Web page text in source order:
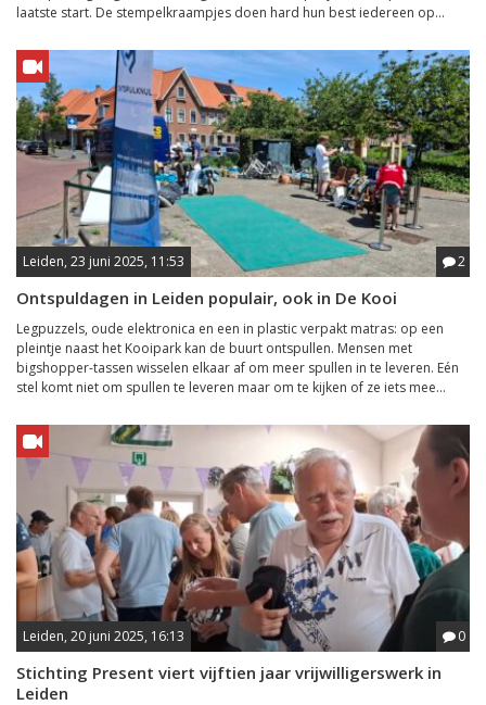
laatste start. De stempelkraampjes doen hard hun best iedereen op...
Leiden, 23 juni 2025, 11:53 2
Ontspuldagen in Leiden populair, ook in De Kooi
Legpuzzels, oude elektronica en een in plastic verpakt matras: op een
pleintje naast het Kooipark kan de buurt ontspullen. Mensen met
bigshopper-tassen wisselen elkaar af om meer spullen in te leveren. Eén
stel komt niet om spullen te leveren maar om te kijken of ze iets mee...
Leiden, 20 juni 2025, 16:13 0
Stichting Present viert vijftien jaar vrijwilligerswerk in
Leiden